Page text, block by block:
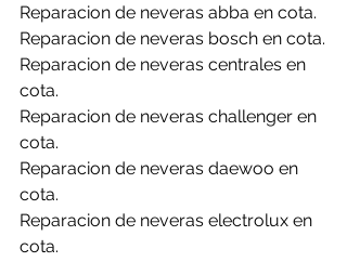
Reparacion de neveras abba en cota.
Reparacion de neveras bosch en cota.
Reparacion de neveras centrales en
cota.
Reparacion de neveras challenger en
cota.
Reparacion de neveras daewoo en
cota.
Reparacion de neveras electrolux en
cota.